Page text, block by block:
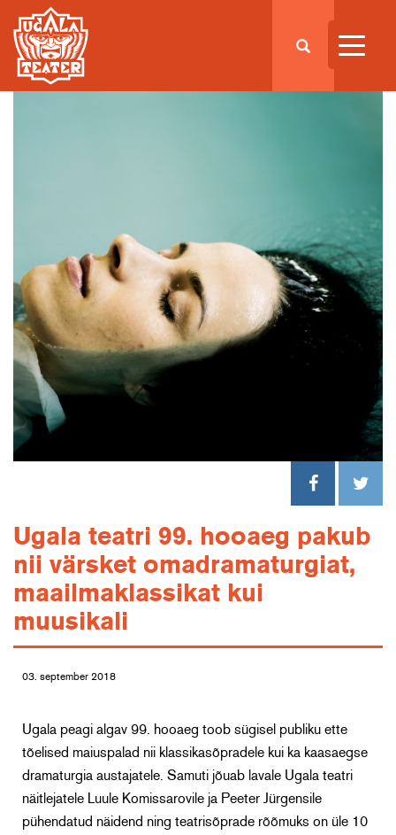
Ugala teatri 99. hooaeg pakub
nii värsket omadramaturgiat,
maailmaklassikat kui
muusikali
03. september 2018
Ugala peagi algav 99. hooaeg toob sügisel publiku ette
tõelised maiuspalad nii klassikasõpradele kui ka kaasaegse
dramaturgia austajatele. Samuti jõuab lavale Ugala teatri
näitlejatele Luule Komissarovile ja Peeter Jürgensile
pühendatud näidend ning teatrisõprade rõõmuks on üle 10